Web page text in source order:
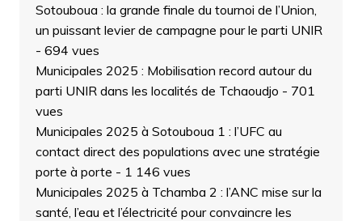
Sotouboua : la grande finale du tournoi de l’Union,
un puissant levier de campagne pour le parti UNIR
- 694 vues
Municipales 2025 : Mobilisation record autour du
parti UNIR dans les localités de Tchaoudjo - 701
vues
Municipales 2025 à Sotouboua 1 : l’UFC au
contact direct des populations avec une stratégie
porte à porte - 1 146 vues
Municipales 2025 à Tchamba 2 : l’ANC mise sur la
santé, l’eau et l’électricité pour convaincre les